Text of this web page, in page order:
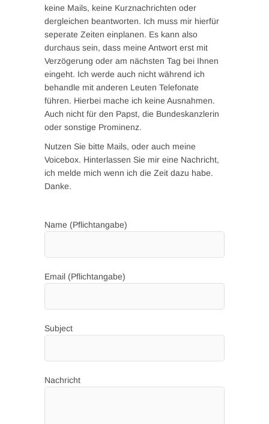
keine Mails, keine Kurznachrichten oder
dergleichen beantworten. Ich muss mir hierfür
seperate Zeiten einplanen. Es kann also
durchaus sein, dass meine Antwort erst mit
Verzögerung oder am nächsten Tag bei Ihnen
eingeht. Ich werde auch nicht während ich
behandle mit anderen Leuten Telefonate
führen. Hierbei mache ich keine Ausnahmen.
Auch nicht für den Papst, die Bundeskanzlerin
oder sonstige Prominenz.
Nutzen Sie bitte Mails, oder auch meine
Voicebox. Hinterlassen Sie mir eine Nachricht,
ich melde mich wenn ich die Zeit dazu habe.
Danke.
Name (Pflichtangabe)
Email (Pflichtangabe)
Subject
Nachricht